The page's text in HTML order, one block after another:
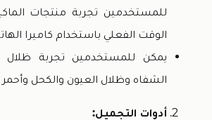
للمستخدمين تجربة منتجات
الوقت الفعلي باستخدام كاميرا
يمكن للمستخدمين تجربة
الشفاه وظلال العيون والكحل وأحمر
أدوات التجميل: